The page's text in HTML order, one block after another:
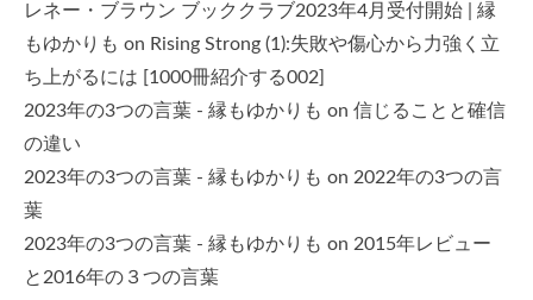
レネー・ブラウン ブッククラブ2023年4月受付開始 | 縁
もゆかりも on Rising Strong (1):失敗や傷心から力強く立
ち上がるには [1000冊紹介する002]
2023年の3つの言葉 - 縁もゆかりも on 信じることと確信
の違い
2023年の3つの言葉 - 縁もゆかりも on 2022年の3つの言
葉
2023年の3つの言葉 - 縁もゆかりも on 2015年レビュー
と2016年の３つの言葉